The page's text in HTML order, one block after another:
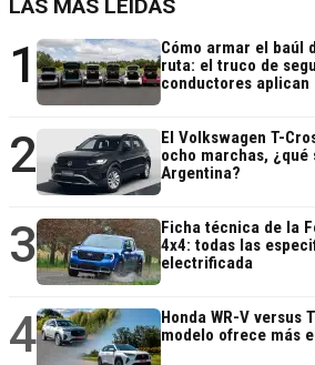
LAS MÁS LEÍDAS
1
Cómo armar el baúl
ruta: el truco de
conductores aplican
2
El Volkswagen T-
ocho marchas,
Argentina?
3
Ficha técnica de la
4x4: todas las
electrificada
4
Honda WR-V versus
modelo ofrece más